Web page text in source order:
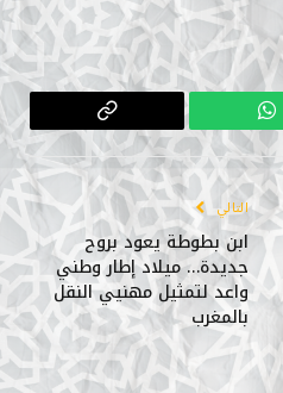
واتساب
Copy
Link
التالي
ابن بطوطة يعود بروح
جديدة… ميلاد إطار وطني
واعد لتمثيل مهنيي النقل
بالمغرب